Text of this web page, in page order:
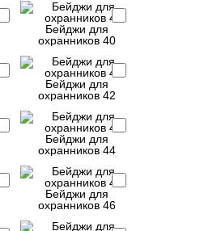
Бейджи для
охранников 40
Бейджи для
охранников 42
Бейджи для
охранников 44
Бейджи для
охранников 46